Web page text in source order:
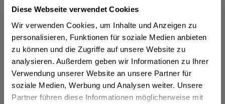
Diese Webseite verwendet Cookies
Wir verwenden Cookies, um Inhalte und Anzeigen zu
personalisieren, Funktionen für soziale Medien anbieten
zu können und die Zugriffe auf unsere Website zu
analysieren. Außerdem geben wir Informationen zu Ihrer
Verwendung unserer Website an unsere Partner für
soziale Medien, Werbung und Analysen weiter. Unsere
Partner führen diese Informationen möglicherweise mit
ab 12,39 € *
Inhalt: 0.7 Liter (17,70 € * / 1 Liter)
inkl. MwSt.ggf. zzgl. Erschwerniszuschlag
Vorrätig
In den Warenkorb